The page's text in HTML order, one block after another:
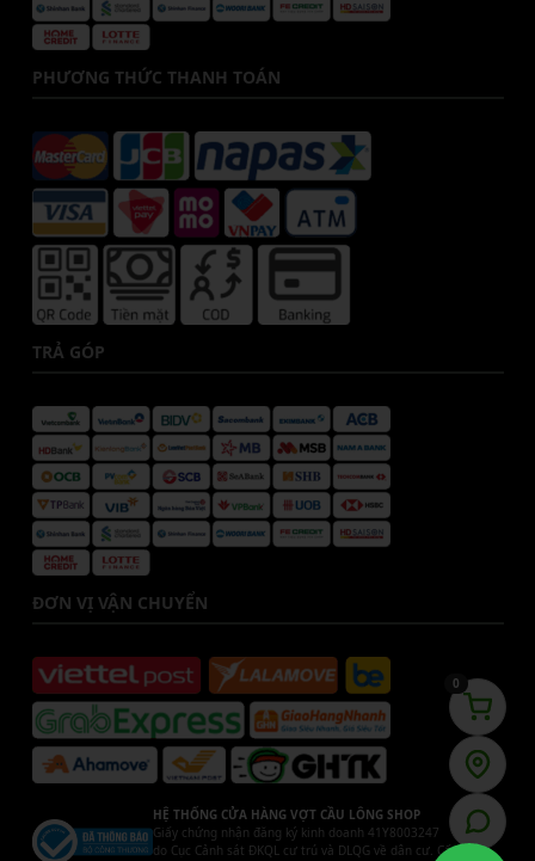
PHƯƠNG THỨC THANH TOÁN
TRẢ GÓP
ĐƠN VỊ VẬN CHUYỂN
HỆ THỐNG CỬA HÀNG VỢT CẦU LÔNG SHOP
Giấy chứng nhận đăng ký kinh doanh 41Y8003247
do Cục Cảnh sát ĐKQL cư trú và DLQG về dân cư. Cấp ngày
0